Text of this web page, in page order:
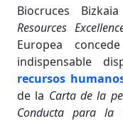
Biocruces
Resources
Europea
indispensable
recursos
de la Carta de la
Conducta para la